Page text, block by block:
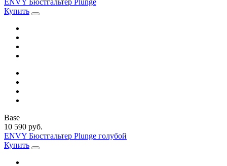
Купить
Base
10 590 руб.
ENVY Бюстгальтер Plunge голубой
Купить